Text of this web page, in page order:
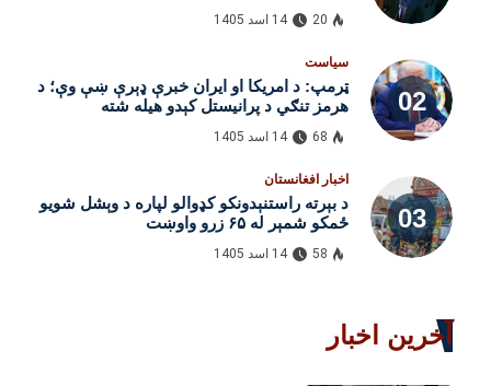
20 14 اسد 1405
سیاست
ټرمپ: د امریکا او ایران خبرې ډېرې ښې وې؛ د
هرمز تنګي د پرانیستل کېدو هیله شته
68 14 اسد 1405
اخبار افغانستان
د بېرته راستنېدونکو کډوالو لپاره د وېشل شویو
ځمکو شمېر له ۶۵ زرو واوښت
58 14 اسد 1405
آخرین اخبار